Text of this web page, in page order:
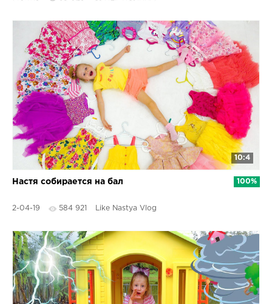
10:4
Настя собирается на бал
2-04-19 584 921 Like Nastya Vlog
100%